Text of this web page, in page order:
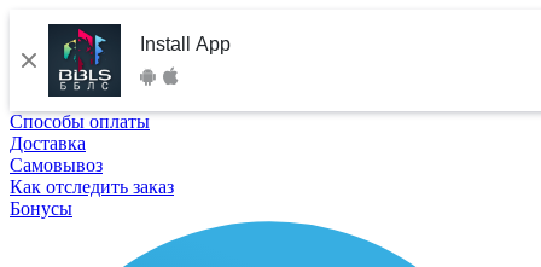
Install App
Способы оплаты
Доставка
Самовывоз
Как отследить заказ
Бонусы